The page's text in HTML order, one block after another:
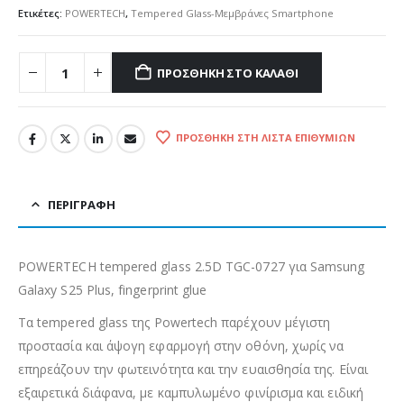
Ετικέτες: POWERTECH, Tempered Glass-Μεμβράνες Smartphone
ΠΡΟΣΘΉΚΗ ΣΤΟ ΚΑΛΆΘΙ
ΠΡΟΣΘΉΚΗ ΣΤΗ ΛΊΣΤΑ ΕΠΙΘΥΜΙΏΝ
ΠΕΡΙΓΡΑΦΉ
POWERTECH tempered glass 2.5D TGC-0727 για Samsung
Galaxy S25 Plus, fingerprint glue
Τα tempered glass της Powertech παρέχουν μέγιστη
προστασία και άψογη εφαρμογή στην οθόνη, χωρίς να
επηρεάζουν την φωτεινότητα και την ευαισθησία της. Είναι
εξαιρετικά διάφανα, με καμπυλωμένο φινίρισμα και ειδική